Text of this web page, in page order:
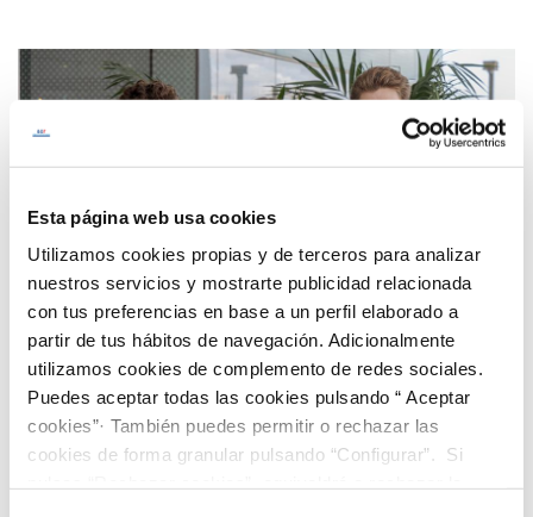
Esta página web usa cookies
Utilizamos cookies propias y de terceros para analizar
nuestros servicios y mostrarte publicidad relacionada
con tus preferencias en base a un perfil elaborado a
partir de tus hábitos de navegación. Adicionalmente
utilizamos cookies de complemento de redes sociales.
Puedes aceptar todas las cookies pulsando “ Aceptar
cookies”· También puedes permitir o rechazar las
cookies de forma granular pulsando “Configurar”. Si
Descobreix el nostre programa de Beques
“Joves Talents”!